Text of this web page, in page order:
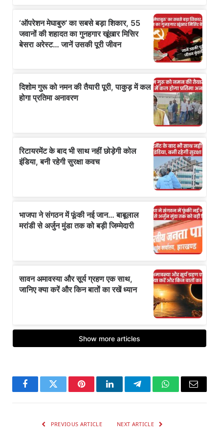
FacebookTwitter PinterestLinkedInTelegramWhatsApp
Email
PREVIOUS ARTICLE NEXT ARTICLE